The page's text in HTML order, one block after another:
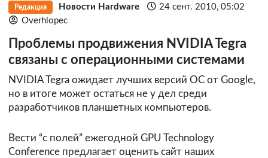
Редакция Новости Hardware
24 сент. 2010, 05:02
Overhlopec
Проблемы продвижения NVIDIA Tegra
связаны с операционными системами
NVIDIA Tegra ожидает лучших версий ОС от Google,
но в итоге может остаться не у дел среди
разработчиков планшетных компьютеров.
Вести “с полей” ежегодной GPU Technology
Conference предлагает оценить сайт наших